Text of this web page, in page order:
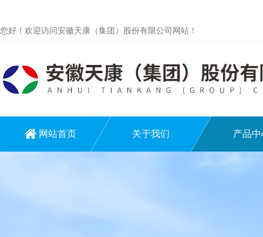
您好！欢迎访问安徽天康（集团）股份有限公司网站！
网站首页 关于我们 产品中